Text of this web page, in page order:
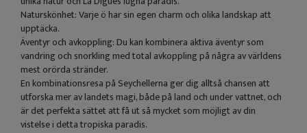
Naturskönhet: Varje ö har sin egen charm och olika landskap att
upptäcka.
Äventyr och avkoppling: Du kan kombinera aktiva äventyr som
vandring och snorkling med total avkoppling på några av världens
mest orörda stränder.
En kombinationsresa på Seychellerna ger dig alltså chansen att
utforska mer av landets magi, både på land och under vattnet, och
är det perfekta sättet att få ut så mycket som möjligt av din
vistelse i detta tropiska paradis.